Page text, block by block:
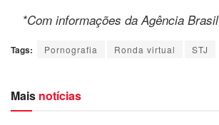
*Com informações da Agência Brasil
Tags: Pornografia Ronda virtual STJ
Mais notícias